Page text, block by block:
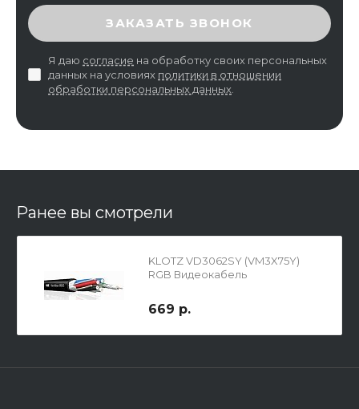
ВВЕДИТЕ ПРОВЕРОЧНЫЙ КОД
ЗАКАЗАТЬ ЗВОНОК
Я даю согласие на обработку своих персональных
данных на условиях политики в отношении
обработки персональных данных
Ранее вы смотрели
KLOTZ VD3062SY (VM3X75Y)
RGB Видеокабель
669 р.